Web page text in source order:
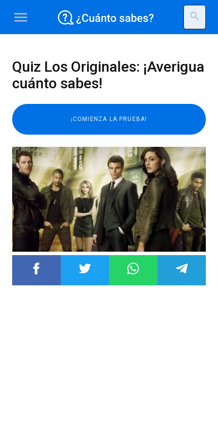
menu search
Quiz Los Originales: ¡Averigua
cuánto sabes!